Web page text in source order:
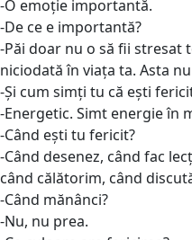
-O emoție importantă.
-De ce e importantă?
-Păi doar nu o să fii stresat
niciodată în viața ta. Asta
-Și cum simți tu că ești
-Energetic. Simt energie în
-Când ești tu fericit?
-Când desenez, când fac
când călătorim, când
-Când mănânci?
-Nu, nu prea.